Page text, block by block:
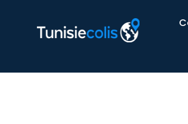
?